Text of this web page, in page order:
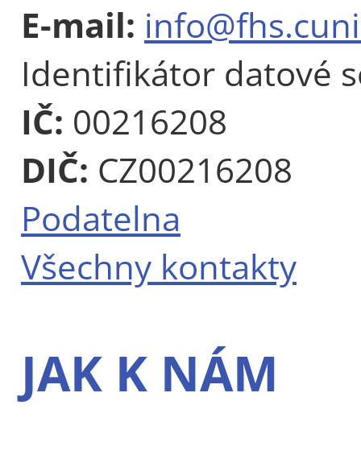
E-mail:
Identifikátor datové
IČ: 00216208
DIČ: CZ00216208
Podatelna
Všechny kontakty
JAK K NÁM